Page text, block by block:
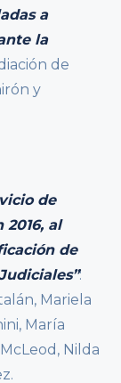
a
la
de
y
de
al
de
:
Mariela
María
Nilda